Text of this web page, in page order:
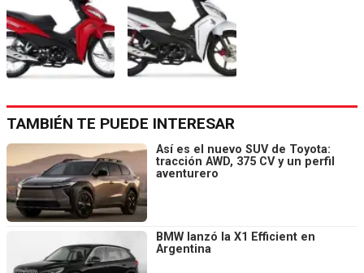
TAMBIÉN TE PUEDE INTERESAR
Así es el nuevo SUV de Toyota:
tracción AWD, 375 CV y un perfil
aventurero
BMW lanzó la X1 Efficient en
Argentina